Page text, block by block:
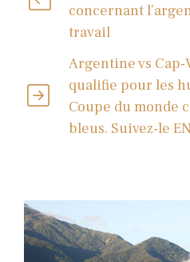
concernant
travail
Argentine vs Cap-
qualifie pour les
Coupe du monde
bleus. Suivez-le